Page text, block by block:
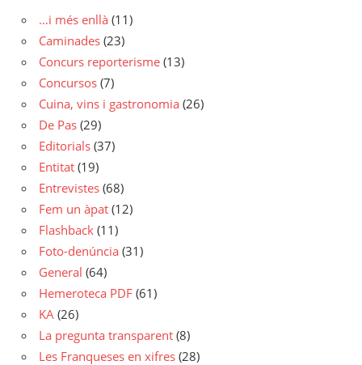
…i més enllà (11)
Caminades (23)
Concurs reporterisme (13)
Concursos (7)
Cuina, vins i gastronomia (26)
De Pas (29)
Editorials (37)
Entitat (19)
Entrevistes (68)
Fem un àpat (12)
Flashback (11)
Foto-denúncia (31)
General (64)
Hemeroteca PDF (61)
KA (26)
La pregunta transparent (8)
Les Franqueses en xifres (28)